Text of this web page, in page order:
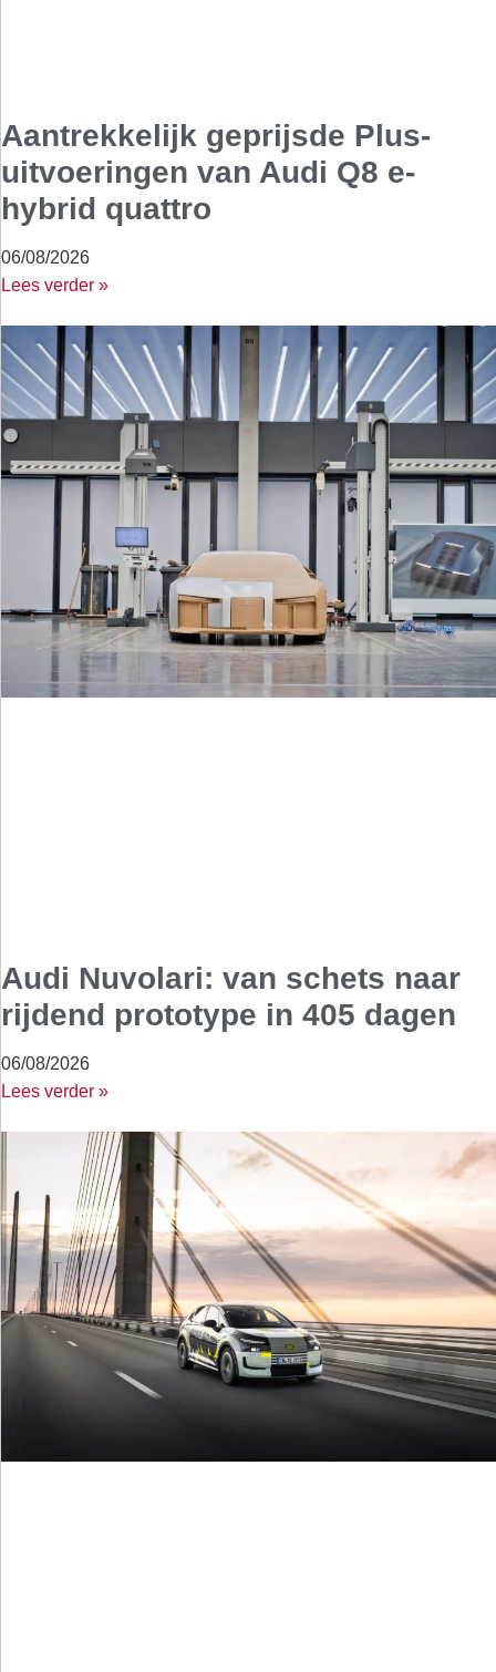
Aantrekkelijk geprijsde Plus-
uitvoeringen van Audi Q8 e-
hybrid quattro
06/08/2026
Lees verder »
Audi Nuvolari: van schets naar
rijdend prototype in 405 dagen
06/08/2026
Lees verder »